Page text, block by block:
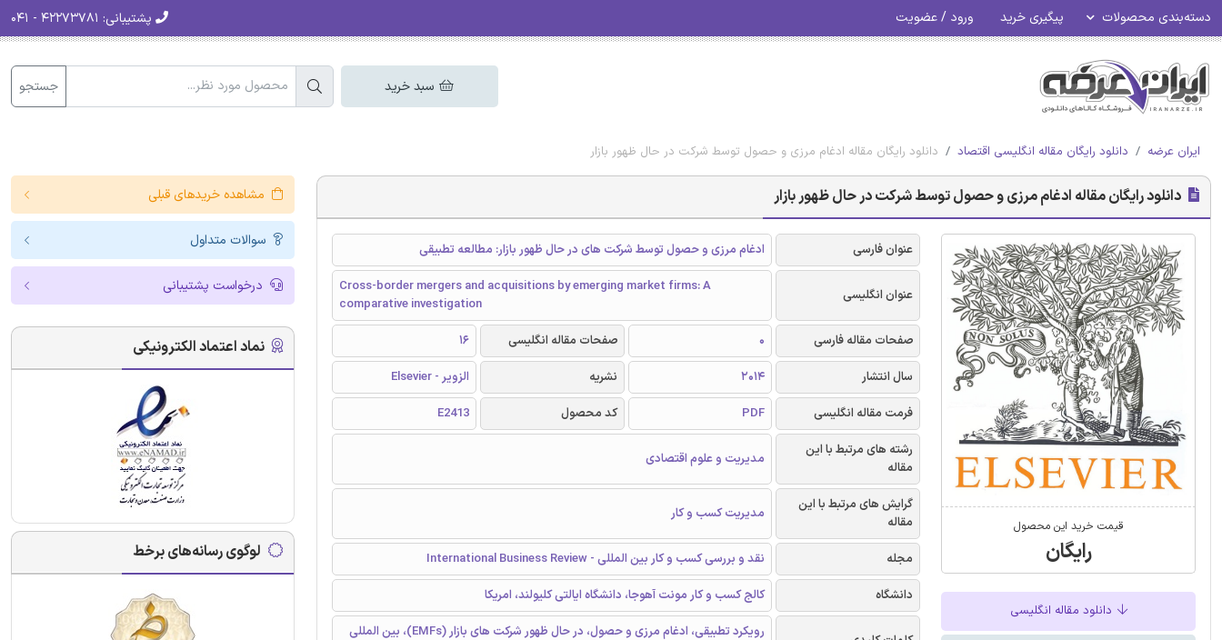
دسته‌بندی محصولات پیگیری خرید ورود / عضویت پشتیبانی:
سبد خرید جستجو
ایران عرضه دانلود رایگان مقاله انگلیسی اقتصاد دانلود رایگان مقاله ادغام مرزی و حصول توسط شرکت در حال ظهور بازار
دانلود رایگان مقاله ادغام مرزی و حصول توسط شرکت در حال ظهور بازار
قیمت خرید این محصول
رایگان
دانلود مقاله انگلیسی
عنوان فارسی ادغام مرزی و حصول توسط شرکت های در حال ظهور بازار: مطالعه تطبیقی
عنوان انگلیسی
Cross-border mergers and acquisitions by emerging market firms: A
comparative investigation
صفحات مقاله فارسی
0 صفحات مقاله انگلیسی
16
سال انتشار
2014 نشریه
الزویر - Elsevier
فرمت مقاله انگلیسی
PDF کد محصول
E2413
رشته های مرتبط با این
مقاله
مدیریت و علوم اقتصادی
گرایش های مرتبط با این
مقاله
مدیریت کسب و کار
مجله
نقد و بررسی کسب و کار بین المللی - International Business Review
دانشگاه
کالج کسب و کار مونت آهوجا، دانشگاه ایالتی کلیولند، امریکا
رویکرد تطبیقی، ادغام مرزی و حصول، در حال ظهور شرکت های بازار (EMFs)، بین المللی
مشاهده خریدهای قبلی
سوالات متداول
درخواست پشتیبانی
نماد اعتماد الکترونیکی
لوگوی رسانه‌های برخط